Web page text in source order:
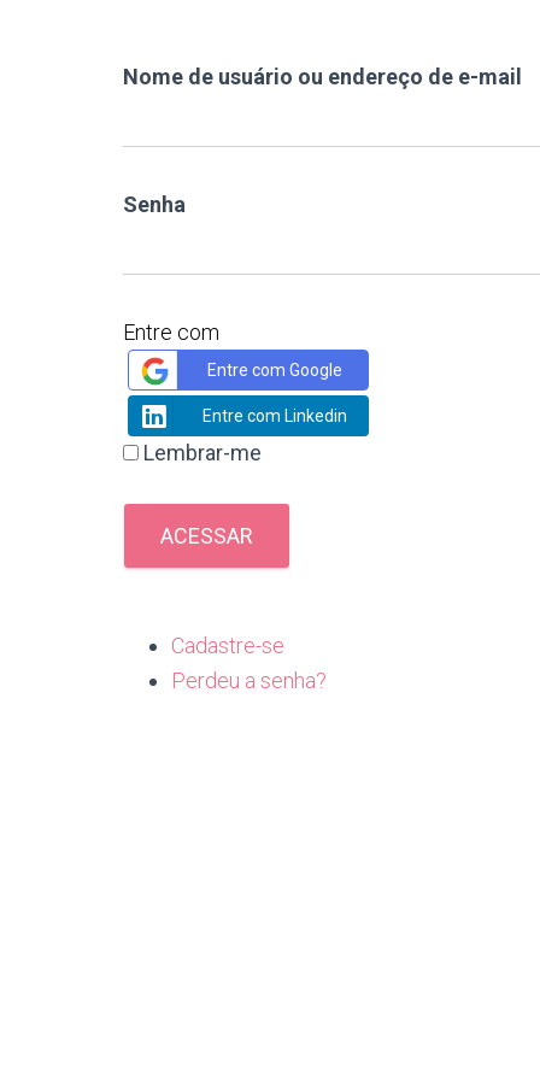
Nome de usuário ou endereço de e-mail
Senha
Entre com
Entre com Google
Entre com Linkedin
Lembrar-me
ACESSAR
Cadastre-se
Perdeu a senha?